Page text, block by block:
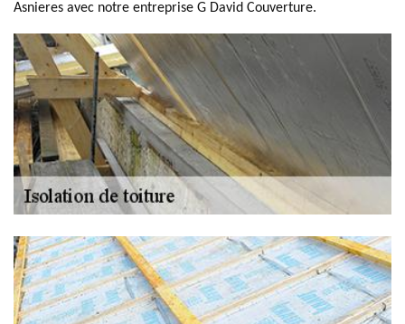
Asnieres avec notre entreprise G David Couverture.